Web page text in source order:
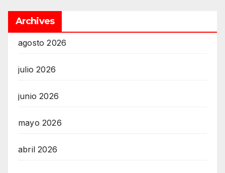
Archives
agosto 2026
julio 2026
junio 2026
mayo 2026
abril 2026